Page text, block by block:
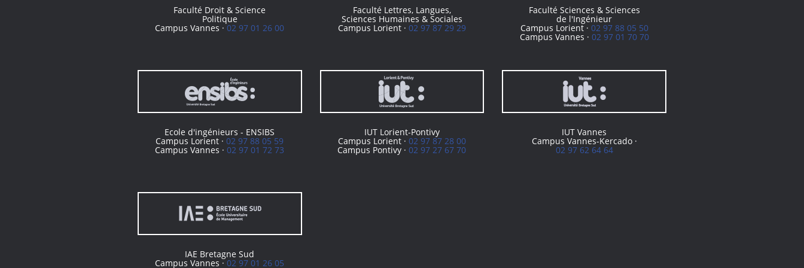
Faculté Droit & Science
Politique
Campus Vannes ·02 97 01 26 00
Faculté Lettres, Langues,
Sciences Humaines & Sociales
Campus Lorient · 02 97 87 29 29
Faculté Sciences & Sciences
de l'Ingénieur
Campus Lorient · 02 97 88 05 50
Campus Vannes · 02 97 01 70 70
Ecole d'ingénieurs - ENSIBS
Campus Lorient ·02 97 88 05 59
Campus Vannes ·02 97 01 72 73
IUT Lorient-Pontivy
Campus Lorient · 02 97 87 28 00
Campus Pontivy ·02 97 27 67 70
IUT Vannes
Campus Vannes-Kercado ·
02 97 62 64 64
IAE Bretagne Sud
Campus Vannes ·02 97 01 26 05